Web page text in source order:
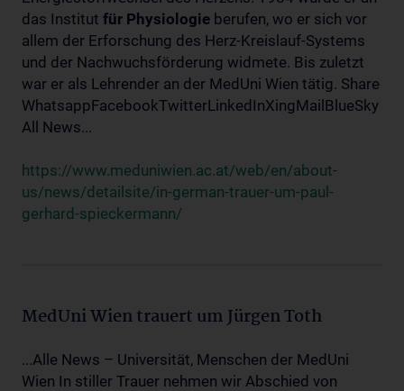
das Institut für Physiologie berufen, wo er sich vor
allem der Erforschung des Herz-Kreislauf-Systems
und der Nachwuchsförderung widmete. Bis zuletzt
war er als Lehrender an der MedUni Wien tätig. Share
WhatsappFacebookTwitterLinkedInXingMailBlueSky
All News...
https://www.meduniwien.ac.at/web/en/about-
us/news/detailsite/in-german-trauer-um-paul-
gerhard-spieckermann/
MedUni Wien trauert um Jürgen Toth
...Alle News – Universität, Menschen der MedUni
Wien In stiller Trauer nehmen wir Abschied von